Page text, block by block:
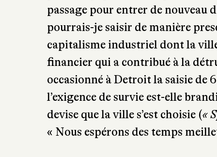
passage pour entrer de nouveau
pourrais-je saisir de manière
capitalisme industriel dont la
financier qui a contribué à la
occasionné à Detroit la saisie de
l’exigence de survie est-elle
devise que la ville s’est choisie («
« Nous espérons des temps